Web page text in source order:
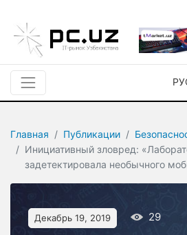
Главная Публикации
Инициативный зловред:
задетектировала необычного
Декабрь 19, 2019 29